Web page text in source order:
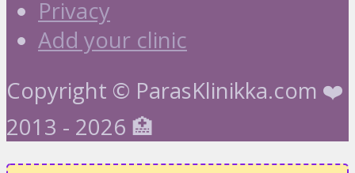
Privacy
Add your clinic
Copyright © ParasKlinikka.com ❤️
2013 - 2026 🏥